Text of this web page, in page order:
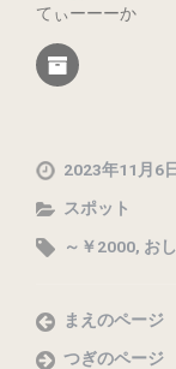
てぃーーーか
2023年11月6
スポット
～￥2000, お
まえのページ
つぎのページ